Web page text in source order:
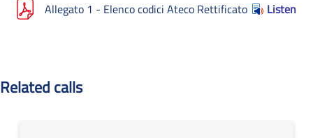
Allegato 1 - Elenco codici Ateco Rettificato Listen
Related calls